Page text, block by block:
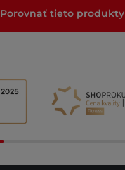
Porovnať tieto produkty